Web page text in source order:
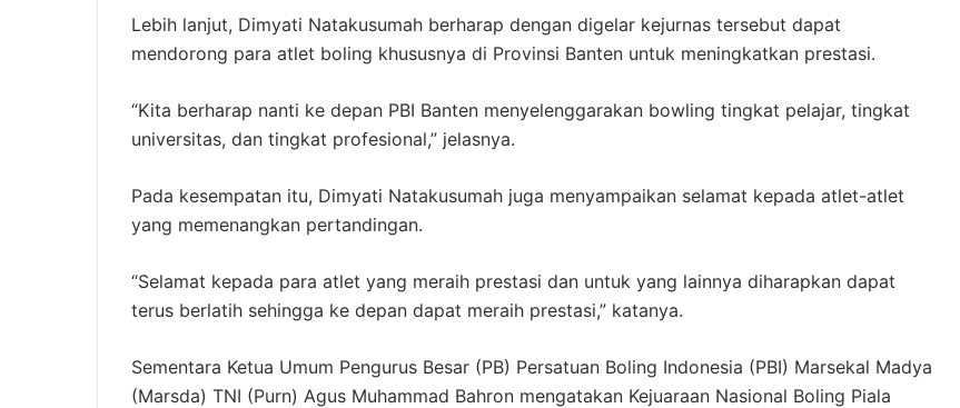
Lebih lanjut, Dimyati Natakusumah berharap dengan digelar kejurnas tersebut dapat
mendorong para atlet boling khususnya di Provinsi Banten untuk meningkatkan prestasi.
“Kita berharap nanti ke depan PBI Banten menyelenggarakan bowling tingkat pelajar, tingkat
universitas, dan tingkat profesional,” jelasnya.
Pada kesempatan itu, Dimyati Natakusumah juga menyampaikan selamat kepada atlet-atlet
yang memenangkan pertandingan.
“Selamat kepada para atlet yang meraih prestasi dan untuk yang lainnya diharapkan dapat
terus berlatih sehingga ke depan dapat meraih prestasi,” katanya.
Sementara Ketua Umum Pengurus Besar (PB) Persatuan Boling Indonesia (PBI) Marsekal Madya
(Marsda) TNI (Purn) Agus Muhammad Bahron mengatakan Kejuaraan Nasional Boling Piala